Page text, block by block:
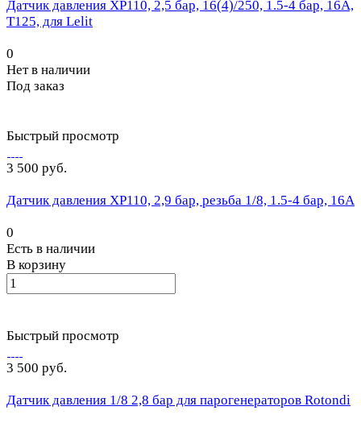
Датчик давления XP110, 2,5 бар, 16(4)/250, 1.5-4 бар, 16A,
Т125, для Lelit
0
Нет в наличии
Под заказ
Быстрый просмотр
3 500 руб.
Датчик давления XP110, 2,9 бар, резьба 1/8, 1.5-4 бар, 16A
0
Есть в наличии
В корзину
Быстрый просмотр
3 500 руб.
Датчик давления 1/8 2,8 бар для парогенераторов Rotondi